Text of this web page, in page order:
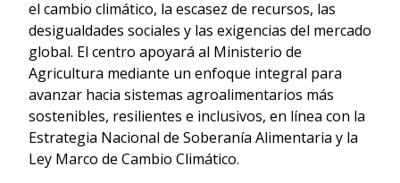
el cambio climático, la escasez de recursos, las
desigualdades sociales y las exigencias del mercado
global. El centro apoyará al Ministerio de
Agricultura mediante un enfoque integral para
avanzar hacia sistemas agroalimentarios más
sostenibles, resilientes e inclusivos, en línea con la
Estrategia Nacional de Soberanía Alimentaria y la
Ley Marco de Cambio Climático.